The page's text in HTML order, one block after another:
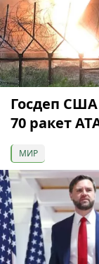
Госдеп
70 ракет
МИР